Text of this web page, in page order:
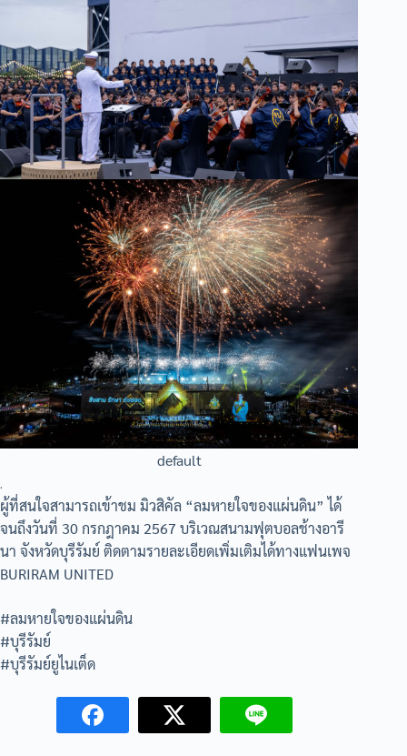
default
.
ผู้ที่สนใจสามารถเข้าชม มิวสิคัล “ลมหายใจของแผ่นดิน” ได้
จนถึงวันที่ 30 กรกฎาคม 2567 บริเวณสนามฟุตบอลช้างอารี
นา จังหวัดบุรีรัมย์ ติดตามรายละเอียดเพิ่มเติมได้ทางแฟนเพจ
BURIRAM UNITED
#ลมหายใจของแผ่นดิน
#บุรีรัมย์
#บุรีรัมย์ยูไนเต็ด